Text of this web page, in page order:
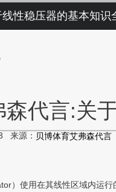
性稳压器的基本知识
森代言:关
来源： 贝博体育艾弗森代言
使用在其线性区域内运行